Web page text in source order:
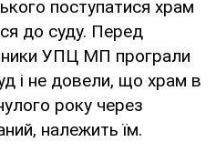
поступатися храм
до суду. Перед
УПЦ МП програли
і не довели, що храм в
року через
належить їм.